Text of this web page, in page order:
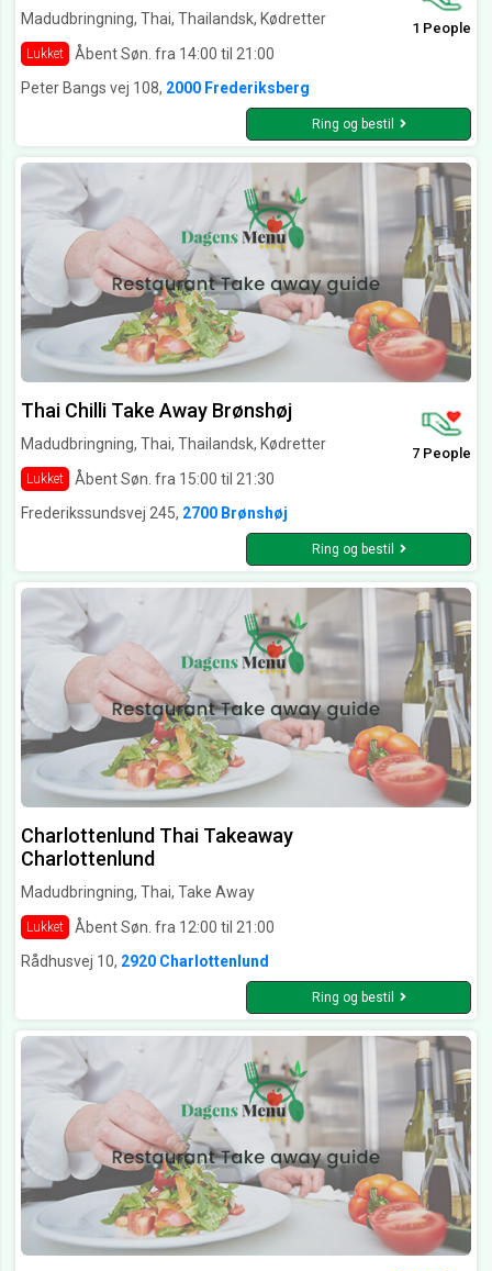
Madudbringning, Thai, Thailandsk, Kødretter
Lukket Åbent Søn. fra 14:00 til 21:00
1 People
Peter Bangs vej 108, 2000 Frederiksberg
Ring og bestil
Thai Chilli Take Away Brønshøj
Madudbringning, Thai, Thailandsk, Kødretter
Lukket Åbent Søn. fra 15:00 til 21:30
7 People
Frederikssundsvej 245, 2700 Brønshøj
Ring og bestil
Charlottenlund Thai Takeaway
Charlottenlund
Madudbringning, Thai, Take Away
Lukket
Åbent Søn. fra 12:00 til 21:00
Rådhusvej 10, 2920 Charlottenlund
Ring og bestil